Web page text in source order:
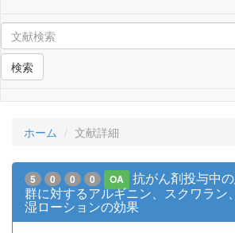
検索
ホーム 文献詳細
5 0 0 0 OA
抗がん剤投与中
群に対するアルギニン、スクワラン
湿ローションの効果